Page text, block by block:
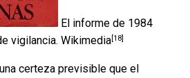
El informe de 1984
vigilancia. Wikimedia[18]
certeza previsible que el